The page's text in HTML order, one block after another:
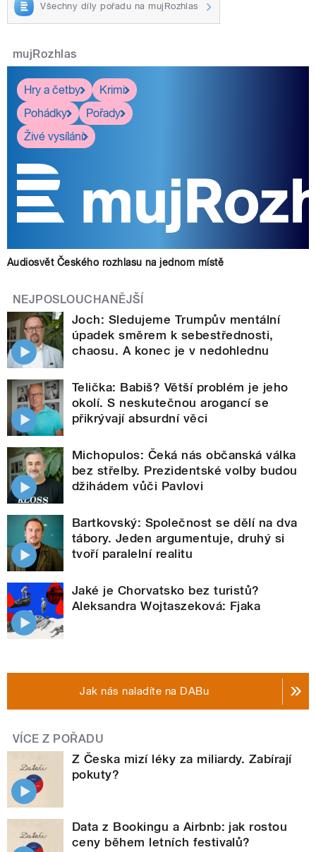
Všechny díly pořadu na mujRozhlas
mujRozhlas
Hry a četby
Krimi
Pohádky
Pořady
Živé vysílání
Audiosvět Českého rozhlasu na jednom místě
NEJPOSLOUCHANĚJŠÍ
Joch: Sledujeme Trumpův mentální
úpadek směrem k sebestřednosti,
chaosu. A konec je v nedohlednu
Telička: Babiš? Větší problém je jeho
okolí. S neskutečnou arogancí se
přikrývají absurdní věci
Michopulos: Čeká nás občanská válka
bez střelby. Prezidentské volby budou
džihádem vůči Pavlovi
Bartkovský: Společnost se dělí na dva
tábory. Jeden argumentuje, druhý si
tvoří paralelní realitu
Jaké je Chorvatsko bez turistů?
Aleksandra Wojtaszeková: Fjaka
Jak nás naladíte na DABu
VÍCE Z POŘADU
Z Česka mizí léky za miliardy. Zabírají
pokuty?
Data z Bookingu a Airbnb: jak rostou
ceny během letních festivalů?